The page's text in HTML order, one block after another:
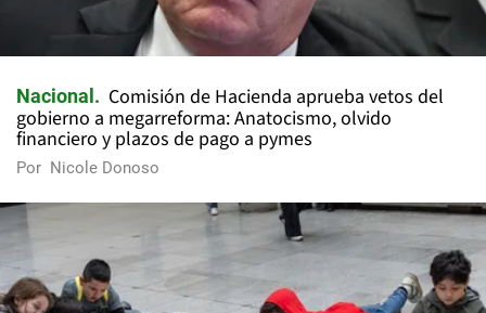
Nacional
Comisión de Hacienda aprueba vetos del
gobierno a megarreforma: Anatocismo, olvido
financiero y plazos de pago a pymes
Por Nicole Donoso